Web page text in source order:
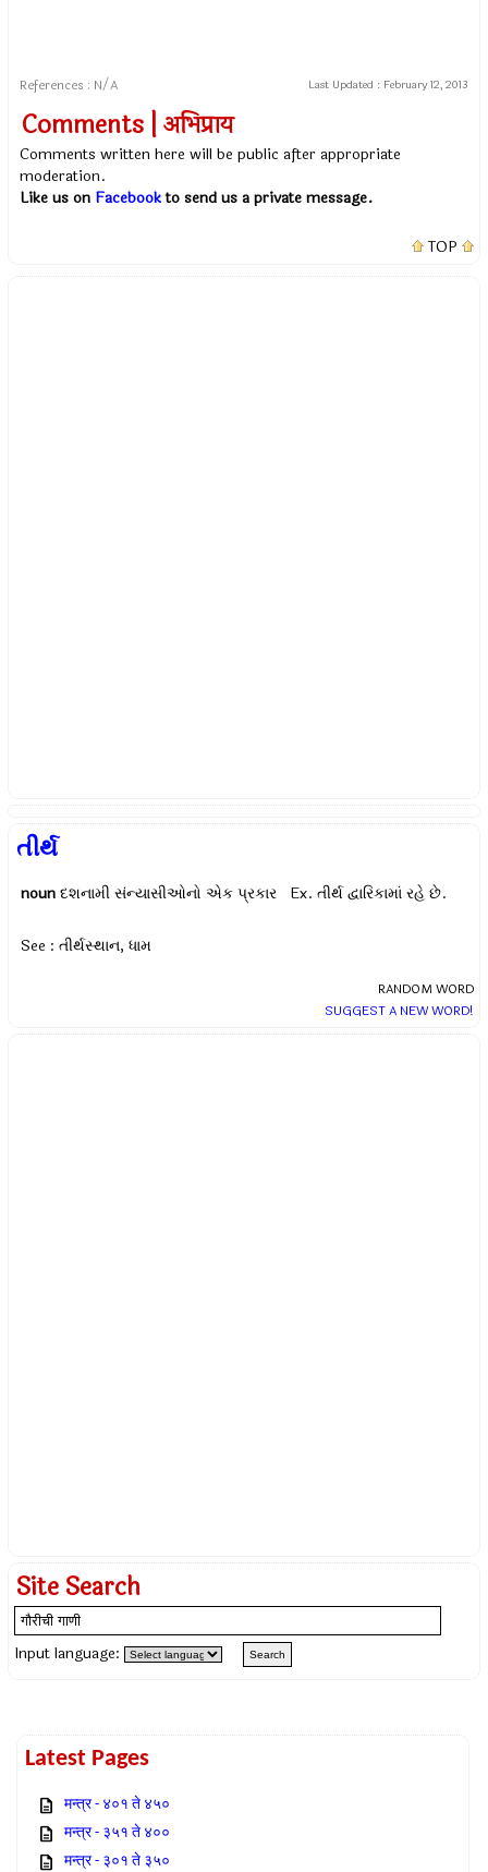
References : N/A Last Updated : February 12, 2013
Comments | अभिप्राय
Comments written here will be public after appropriate
moderation.
Like us on Facebookto send us a private message.
TOP
તીર્થ
noun દશનામી સંન્યાસીઓનો એક પ્રકાર Ex.તીર્થ દ્વારિકામાં રહે છે.
See : તીર્થસ્થાન, ધામ
RANDOM WORD
SUGGEST A NEW WORD!
Site Search
Input language:
Latest Pages
मन्त्र - ४०१ ते ४५०
मन्त्र - ३५१ ते ४००
मन्त्र - ३०१ ते ३५०